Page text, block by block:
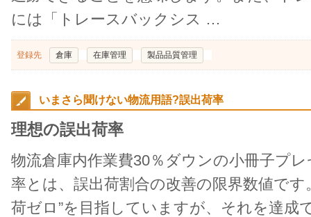
には「トレースバックシス …
登録先 倉庫 在庫管理 製品品質管理
いまさら聞けない物流用語?誤出荷率
理想の誤出荷率
物流倉庫内作業費30％ダウンの小冊子プ
率とは、誤出荷割合の改善の限界数値です
荷ゼロ”を目指していますが、それを達成